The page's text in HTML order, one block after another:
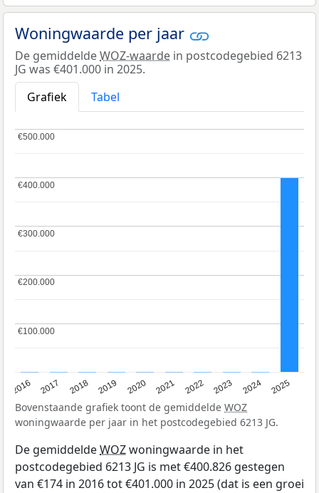
Woningwaarde per jaar
De gemiddeldeWOZ-waarde in postcodegebied 6213
JG was €401.000 in 2025.
Grafiek
Tabel
2016 2017 2018 2019 2020 2021 2022 2023 2024 2025
€100.000
€100.000
€200.000
€200.000
€300.000
€300.000
€400.000
€400.000
€500.000
€500.000
Bovenstaande grafiek toont de gemiddelde WOZ
woningwaarde per jaar in het postcodegebied 6213 JG.
De gemiddeldeWOZwoningwaarde in het
postcodegebied 6213 JG is met €400.826 gestegen
van €174 in 2016 tot €401.000 in 2025 (dat is een groei